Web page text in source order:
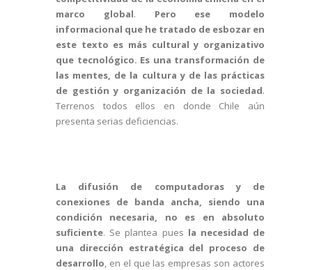
marco global. Pero ese modelo
informacional que he tratado de esbozar en
este texto es más cultural y organizativo
que tecnológico. Es una transformación de
las mentes, de la cultura y de las prácticas
de gestión y organización de la sociedad.
Terrenos todos ellos en donde Chile aún
presenta serias deficiencias.
La difusión de computadoras y de
conexiones de banda ancha, siendo una
condición necesaria, no es en absoluto
suficiente. Se plantea pues la necesidad de
una dirección estratégica del proceso de
desarrollo, en el que las empresas son actores